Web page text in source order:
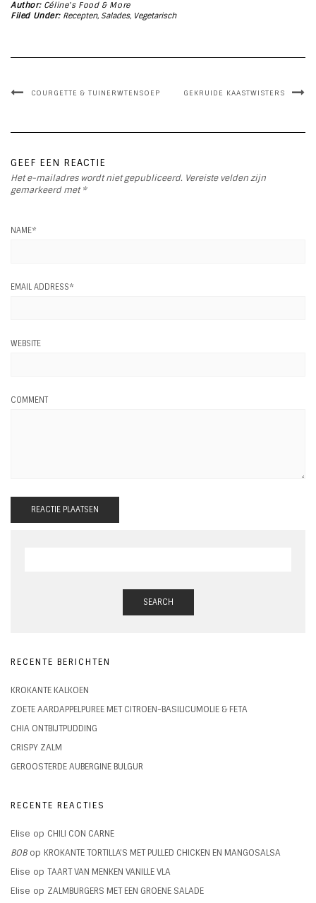
Author: Céline's Food & More
Filed Under: Recepten, Salades, Vegetarisch
COURGETTE & TUINERWTENSOEP GEKRUIDE KAASTWISTERS
GEEF EEN REACTIE
Het e-mailadres wordt niet gepubliceerd. Vereiste velden zijn
gemarkeerd met*
NAME*
EMAIL ADDRESS*
WEBSITE
COMMENT
SEARCH
RECENTE BERICHTEN
KROKANTE KALKOEN
ZOETE AARDAPPELPUREE MET CITROEN-BASILICUMOLIE & FETA
CHIA ONTBIJTPUDDING
CRISPY ZALM
GEROOSTERDE AUBERGINE BULGUR
RECENTE REACTIES
Elise op CHILI CON CARNE
BOBop KROKANTE TORTILLA’S MET PULLED CHICKEN EN MANGOSALSA
Elise op TAART VAN MENKEN VANILLE VLA
Elise op ZALMBURGERS MET EEN GROENE SALADE